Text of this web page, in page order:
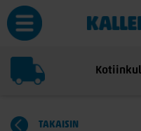
TAKAISIN